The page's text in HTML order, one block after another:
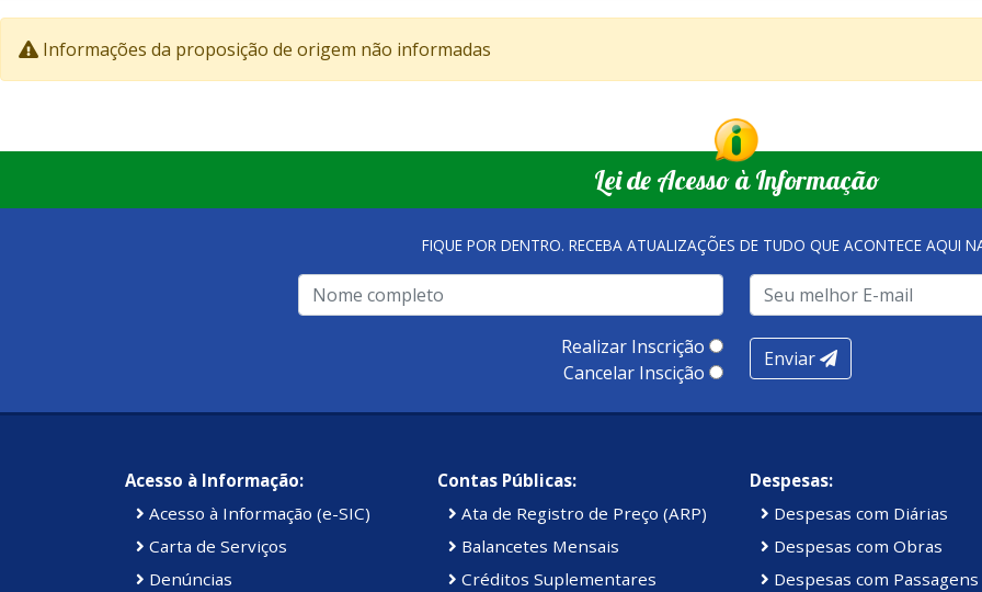
Informações da proposição de origem não informadas
Lei de Acesso à Informação
FIQUE POR DENTRO. RECEBA ATUALIZAÇÕES DE TUDO QUE ACONTECE AQUI
Realizar Inscrição
Cancelar Inscição
Enviar
Acesso à Informação:
Acesso à Informação (e-SIC)
Carta de Serviços
Denúncias
Contas Públicas:
Ata de Registro de Preço (ARP)
Balancetes Mensais
Créditos Suplementares
Despesas:
Despesas com Diárias
Despesas com Obras
Despesas com Passagens